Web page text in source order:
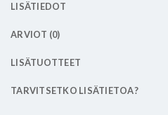
LISÄTIEDOT
ARVIOT (0)
LISÄTUOTTEET
TARVITSETKO LISÄTIETOA?